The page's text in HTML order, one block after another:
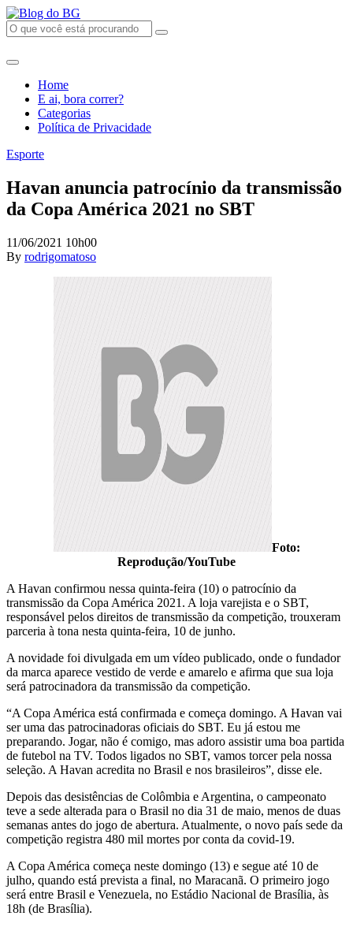
Home
E ai, bora correr?
Categorias
Política de Privacidade
Esporte
Havan anuncia patrocínio da transmissão
da Copa América 2021 no SBT
11/06/2021 10h00
By rodrigomatoso
Foto:
Reprodução/YouTube
A Havan confirmou nessa quinta-feira (10) o patrocínio da
transmissão da Copa América 2021. A loja varejista e o SBT,
responsável pelos direitos de transmissão da competição, trouxeram
parceria à tona nesta quinta-feira, 10 de junho.
A novidade foi divulgada em um vídeo publicado, onde o fundador
da marca aparece vestido de verde e amarelo e afirma que sua loja
será patrocinadora da transmissão da competição.
“A Copa América está confirmada e começa domingo. A Havan vai
ser uma das patrocinadoras oficiais do SBT. Eu já estou me
preparando. Jogar, não é comigo, mas adoro assistir uma boa partida
de futebol na TV. Todos ligados no SBT, vamos torcer pela nossa
seleção. A Havan acredita no Brasil e nos brasileiros”, disse ele.
Depois das desistências de Colômbia e Argentina, o campeonato
teve a sede alterada para o Brasil no dia 31 de maio, menos de duas
semanas antes do jogo de abertura. Atualmente, o novo país sede da
competição registra 480 mil mortes por conta da covid-19.
A Copa América começa neste domingo (13) e segue até 10 de
julho, quando está prevista a final, no Maracanã. O primeiro jogo
será entre Brasil e Venezuela, no Estádio Nacional de Brasília, às
18h (de Brasília).